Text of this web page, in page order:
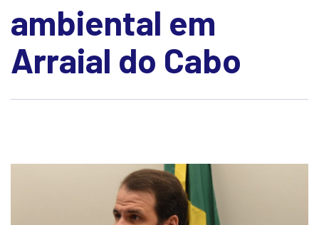
ambiental em
Arraial do Cabo